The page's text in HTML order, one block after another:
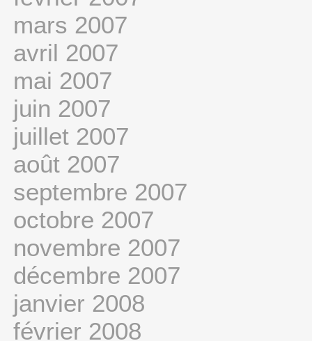
mars 2007
avril 2007
mai 2007
juin 2007
juillet 2007
août 2007
septembre 2007
octobre 2007
novembre 2007
décembre 2007
janvier 2008
février 2008